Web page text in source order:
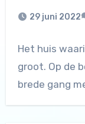
29 juni 2022
Het huis
groot. Op de
brede gang